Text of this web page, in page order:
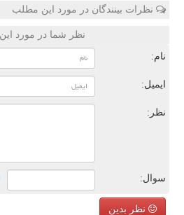
نظرات بینندگان در مورد این مطلب
نظر شما در مورد
نام:
ایمیل:
نظر:
سوال:
نظر بدین